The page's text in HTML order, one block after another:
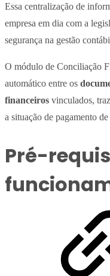
Essa centralização de
empresa em dia com a
segurança na gestão
O módulo de Conciliação
automático entre os
financeiros vinculados,
a situação de pagamento
Pré-